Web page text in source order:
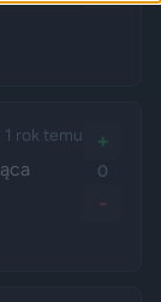
1 rok temu +
0
-